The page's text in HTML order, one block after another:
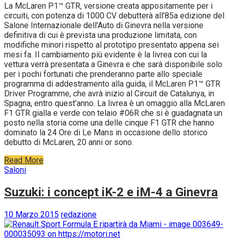
La McLaren P1™ GTR, versione creata appositamente per i
circuiti, con potenza di 1000 CV debutterà all’85a edizione del
Salone Internazionale dell’Auto di Ginevra nella versione
definitiva di cui è prevista una produzione limitata, con
modifiche minori rispetto al prototipo presentato appena sei
mesi fa. Il cambiamento più evidente è la livrea con cui la
vettura verrà presentata a Ginevra e che sarà disponibile solo
per i pochi fortunati che prenderanno parte allo speciale
programma di addestramento alla guida, il McLaren P1™ GTR
Driver Programme, che avrà inizio al Circuit de Catalunya, in
Spagna, entro quest’anno. La livrea è un omaggio alla McLaren
F1 GTR gialla e verde con telaio #06R che si è guadagnata un
posto nella storia come una delle cinque F1 GTR che hanno
dominato la 24 Ore di Le Mans in occasione dello storico
debutto di McLaren, 20 anni or sono.
Read More
Saloni
Suzuki: i concept iK-2 e iM-4 a Ginevra
10 Marzo 2015 redazione